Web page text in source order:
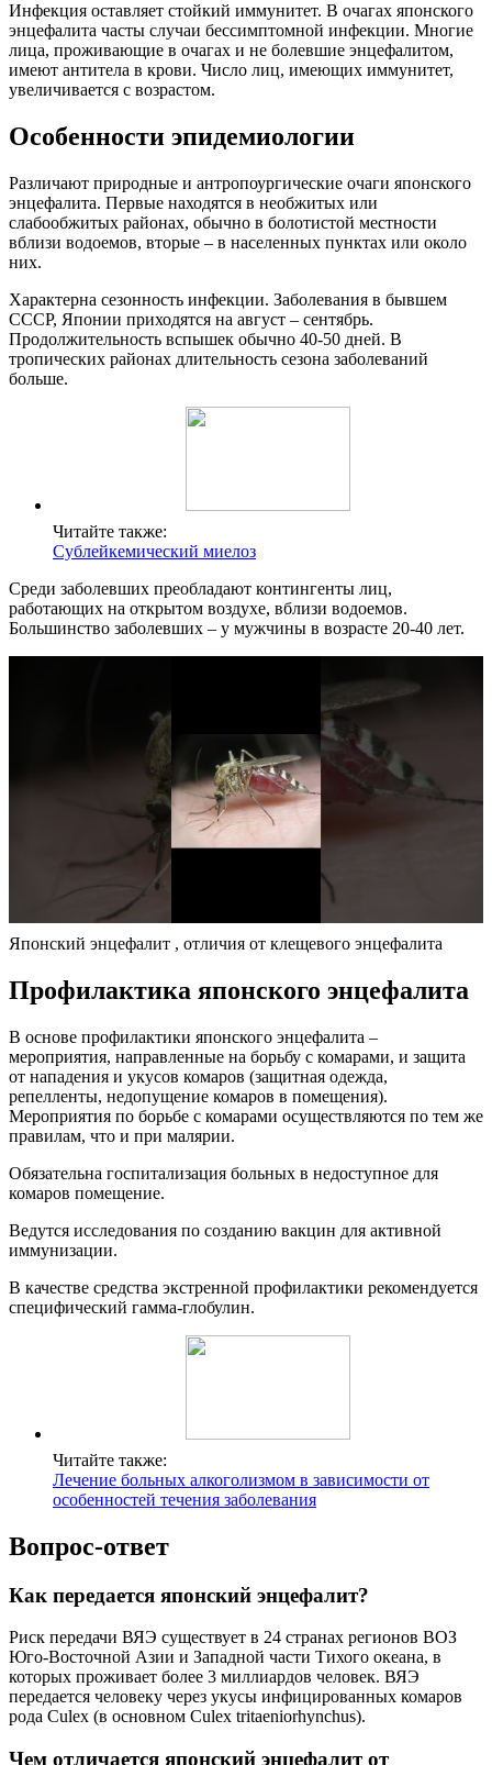
Инфекция оставляет стойкий иммунитет. В очагах японского
энцефалита часты случаи бессимптомной инфекции. Многие
лица, проживающие в очагах и не болевшие энцефалитом,
имеют антитела в крови. Число лиц, имеющих иммунитет,
увеличивается с возрастом.
Особенности эпидемиологии
Различают природные и антропоургические очаги японского
энцефалита. Первые находятся в необжитых или
слабообжитых районах, обычно в болотистой местности
вблизи водоемов, вторые – в населенных пунктах или около
них.
Характерна сезонность инфекции. Заболевания в бывшем
СССР, Японии приходятся на август – сентябрь.
Продолжительность вспышек обычно 40-50 дней. В
тропических районах длительность сезона заболеваний
больше.
Читайте также:
Сублейкемический миелоз
Среди заболевших преобладают контингенты лиц,
работающих на открытом воздухе, вблизи водоемов.
Большинство заболевших – у мужчины в возрасте 20-40 лет.
Японский энцефалит , отличия от клещевого энцефалита
Профилактика японского энцефалита
В основе профилактики японского энцефалита –
мероприятия, направленные на борьбу с комарами, и защита
от нападения и укусов комаров (защитная одежда,
репелленты, недопущение комаров в помещения).
Мероприятия по борьбе с комарами осуществляются по тем же
правилам, что и при малярии.
Обязательна госпитализация больных в недоступное для
комаров помещение.
Ведутся исследования по созданию вакцин для активной
иммунизации.
В качестве средства экстренной профилактики рекомендуется
специфический гамма-глобулин.
Читайте также:
Лечение больных алкоголизмом в зависимости от
особенностей течения заболевания
Вопрос-ответ
Как передается японский энцефалит?
Риск передачи ВЯЭ существует в 24 странах регионов ВОЗ
Юго-Восточной Азии и Западной части Тихого океана, в
которых проживает более 3 миллиардов человек. ВЯЭ
передается человеку через укусы инфицированных комаров
рода Culex (в основном Culex tritaeniorhynchus).
Чем отличается японский энцефалит от